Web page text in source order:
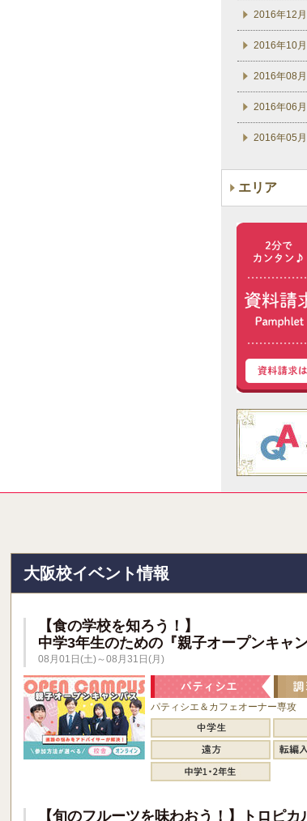
2016年12月
2016年10月
2016年08月
2016年06月
2016年05月
エリア
大阪校イベント情報
【食の学校を知ろう！】
中学3年生のための『親子オープンキャン
08月01日(土)～08月31日(月)
パティシエ＆カフェオーナー専攻
【旬のフルーツを味わおう！】トロピカ